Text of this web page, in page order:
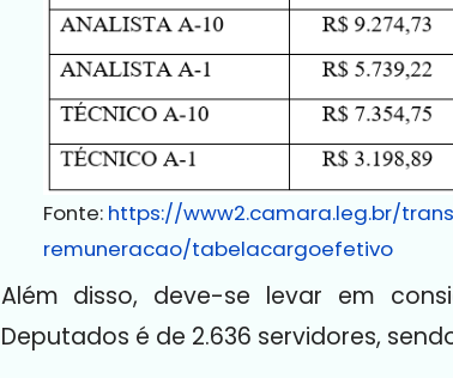
Fonte: https://www2.camara.leg.br/
remuneracao/tabelacargoefetivo
Além disso, deve-se levar em
Deputados é de 2.636 servidores,